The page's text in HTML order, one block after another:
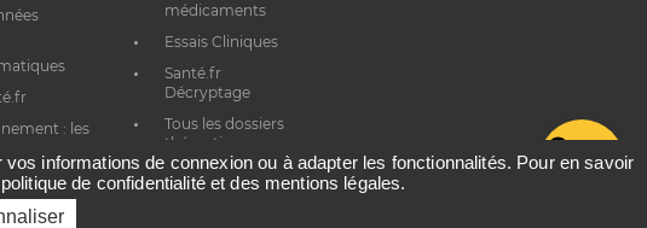
: les
médicaments
Essais Cliniques
Santé.fr
Décryptage
Tous les dossiers
thématiques
informations de connexion ou à adapter les fonctionnalités. Pour en savoir
de confidentialité et des mentions légales.